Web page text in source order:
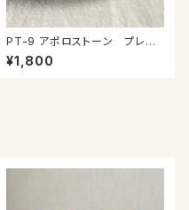
PT-9 アポロストーン プレー
ト
¥1,800